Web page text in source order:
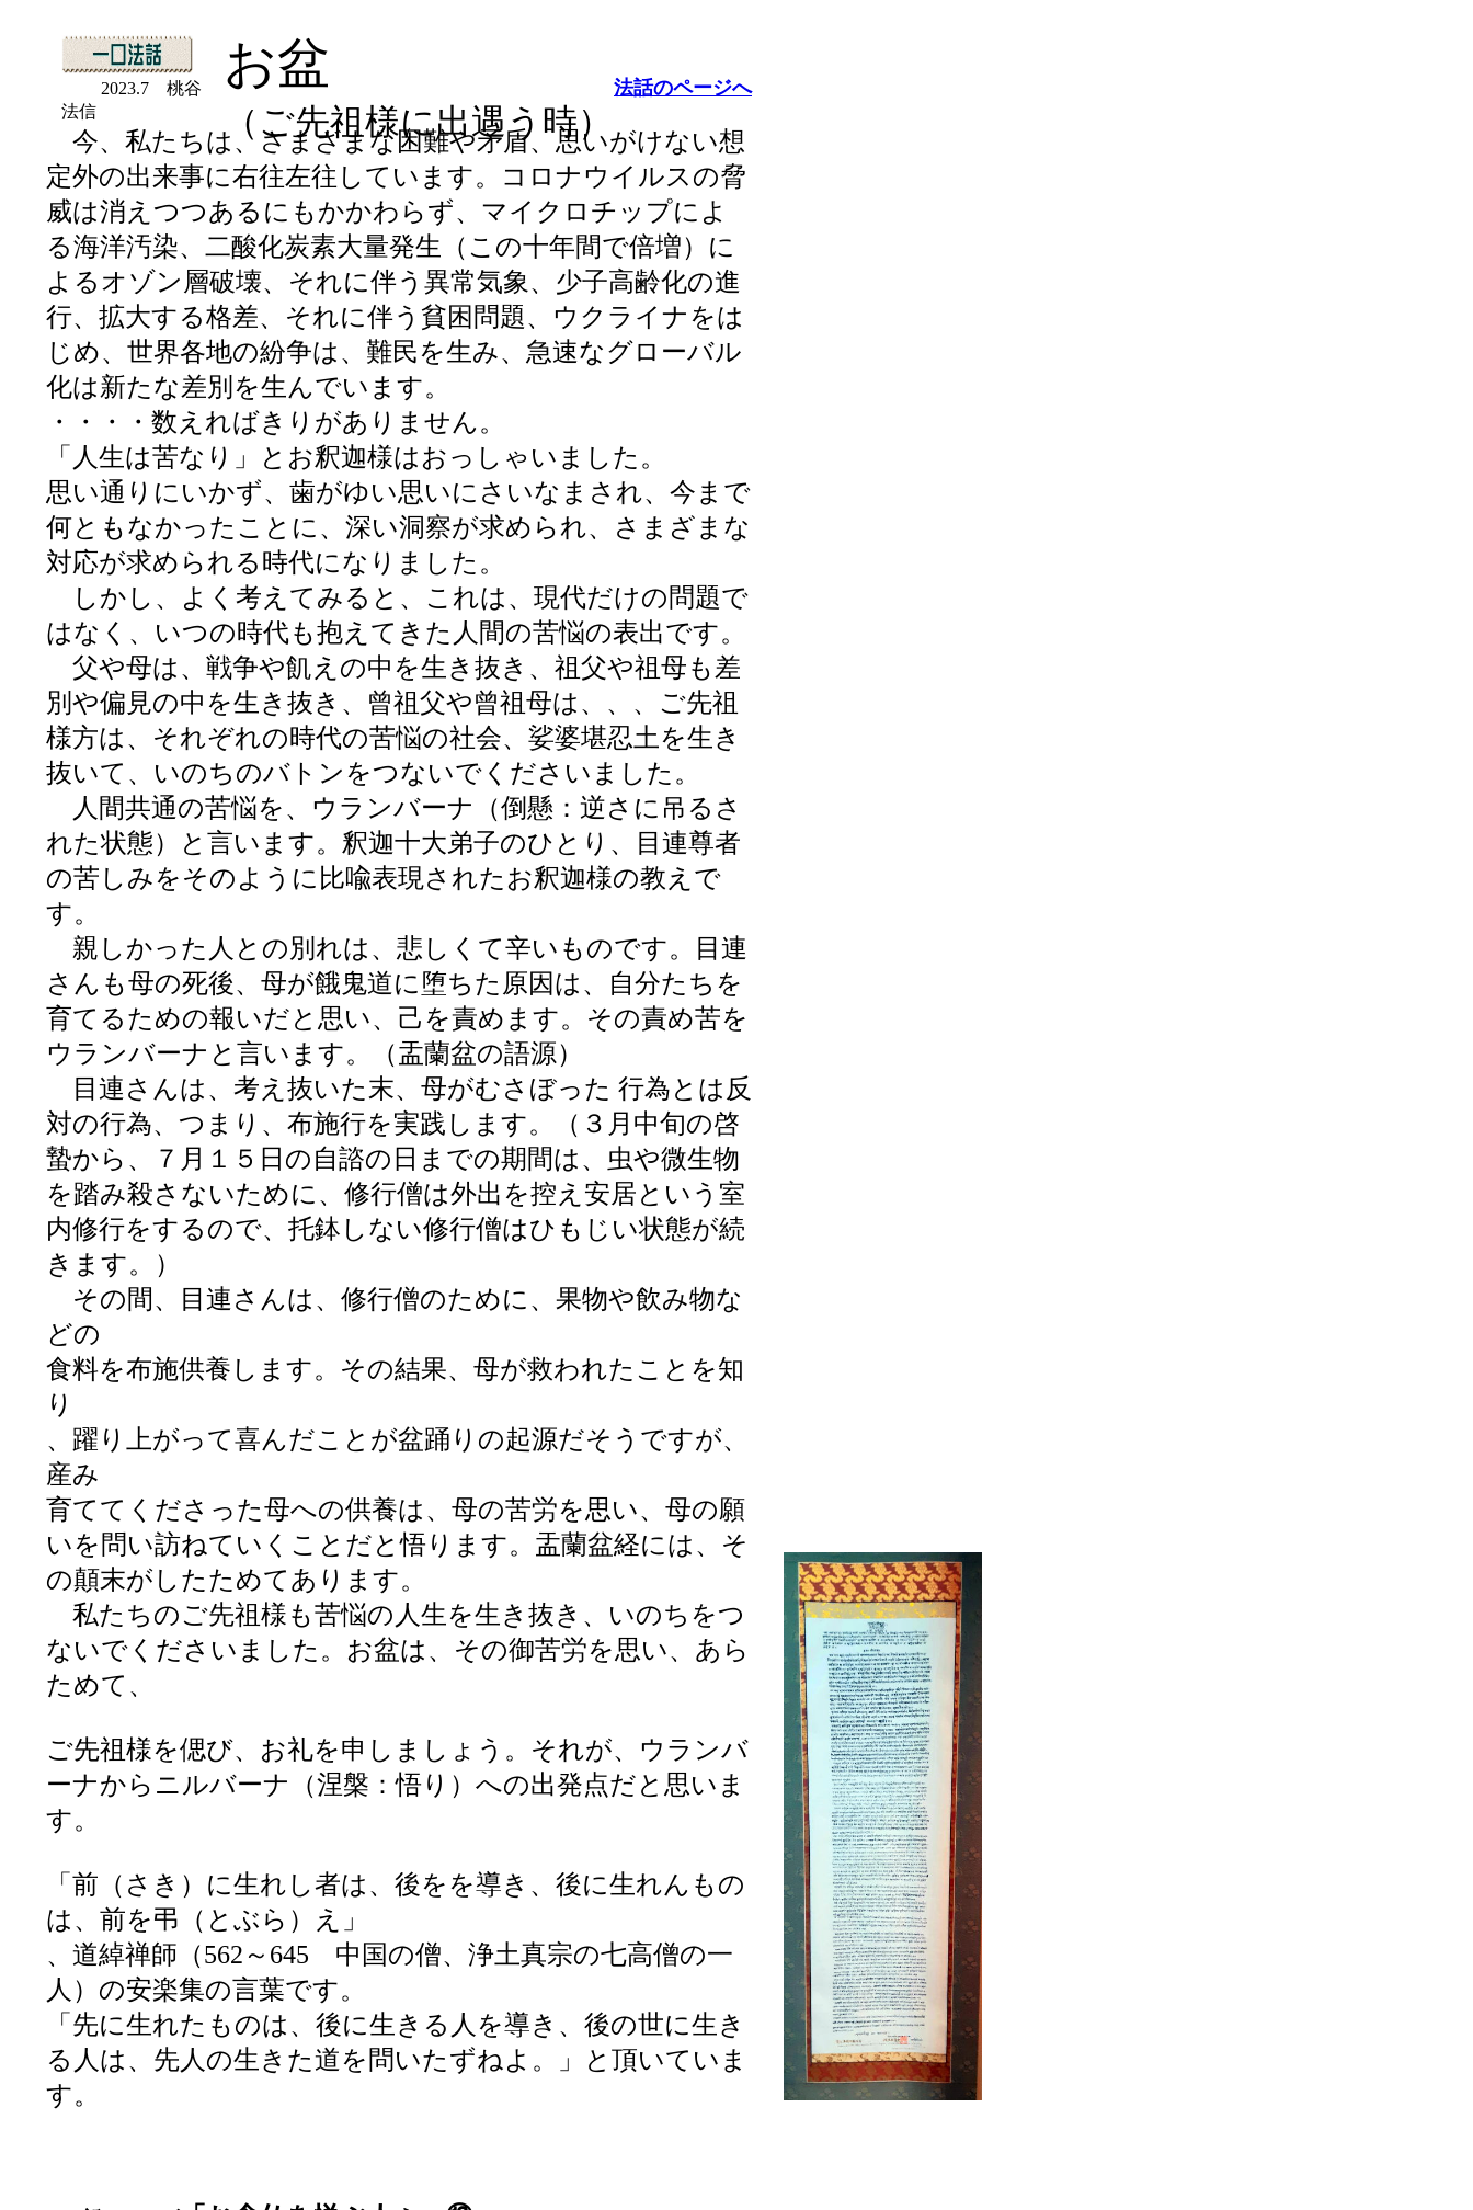
今、私たちは、さまざまな困難や矛盾、思いがけない想
定外の出来事に右往左往しています。コロナウイルスの脅
威は消えつつあるにもかかわらず、マイクロチップによ
る海洋汚染、二酸化炭素大量発生（この十年間で倍増）に
よるオゾン層破壊、それに伴う異常気象、少子高齢化の進
行、拡大する格差、それに伴う貧困問題、ウクライナをは
じめ、世界各地の紛争は、難民を生み、急速なグローバル
化は新たな差別を生んでいます。
・・・・数えればきりがありません。
「人生は苦なり」とお釈迦様はおっしゃいました。
思い通りにいかず、歯がゆい思いにさいなまされ、今まで
何ともなかったことに、深い洞察が求められ、さまざまな
対応が求められる時代になりました。
しかし、よく考えてみると、これは、現代だけの問題で
はなく、いつの時代も抱えてきた人間の苦悩の表出です。
父や母は、戦争や飢えの中を生き抜き、祖父や祖母も差
別や偏見の中を生き抜き、曾祖父や曾祖母は、、、ご先祖
様方は、それぞれの時代の苦悩の社会、娑婆堪忍土を生き
抜いて、いのちのバトンをつないでくださいました。
人間共通の苦悩を、ウランバーナ（倒懸：逆さに吊るさ
れた状態）と言います。釈迦十大弟子のひとり、目連尊者
の苦しみをそのように比喩表現されたお釈迦様の教えで
す。
親しかった人との別れは、悲しくて辛いものです。目連
さんも母の死後、母が餓鬼道に堕ちた原因は、自分たちを
育てるための報いだと思い、己を責めます。その責め苦を
ウランバーナと言います。（盂蘭盆の語源）
目連さんは、考え抜いた末、母がむさぼった 行為とは反
対の行為、つまり、布施行を実践します。（３月中旬の啓
蟄から、７月１５日の自諮の日までの期間は、虫や微生物
を踏み殺さないために、修行僧は外出を控え安居という室
内修行をするので、托鉢しない修行僧はひもじい状態が続
きます。）
その間、目連さんは、修行僧のために、果物や飲み物な
どの
食料を布施供養します。その結果、母が救われたことを知
り
、躍り上がって喜んだことが盆踊りの起源だそうですが、
産み
育ててくださった母への供養は、母の苦労を思い、母の願
いを問い訪ねていくことだと悟ります。盂蘭盆経には、そ
の顛末がしたためてあります。
私たちのご先祖様も苦悩の人生を生き抜き、いのちをつ
ないでくださいました。お盆は、その御苦労を思い、あら
ためて、
ご先祖様を偲び、お礼を申しましょう。それが、ウランバ
ーナからニルバーナ（涅槃：悟り）への出発点だと思いま
す。
「前（さき）に生れし者は、後をを導き、後に生れんもの
は、前を弔（とぶら）え」
、道綽禅師（562～645 中国の僧、浄土真宗の七高僧の一
人）の安楽集の言葉です。
「先に生れたものは、後に生きる人を導き、後の世に生き
る人は、先人の生きた道を問いたずねよ。」と頂いていま
す。
法話のページへ
2023.7 桃谷
法信
お盆
（ご先祖様に出遇う時）